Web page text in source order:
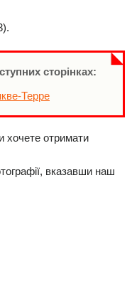
сторінках:
Терре
хочете отримати
вказавши наш